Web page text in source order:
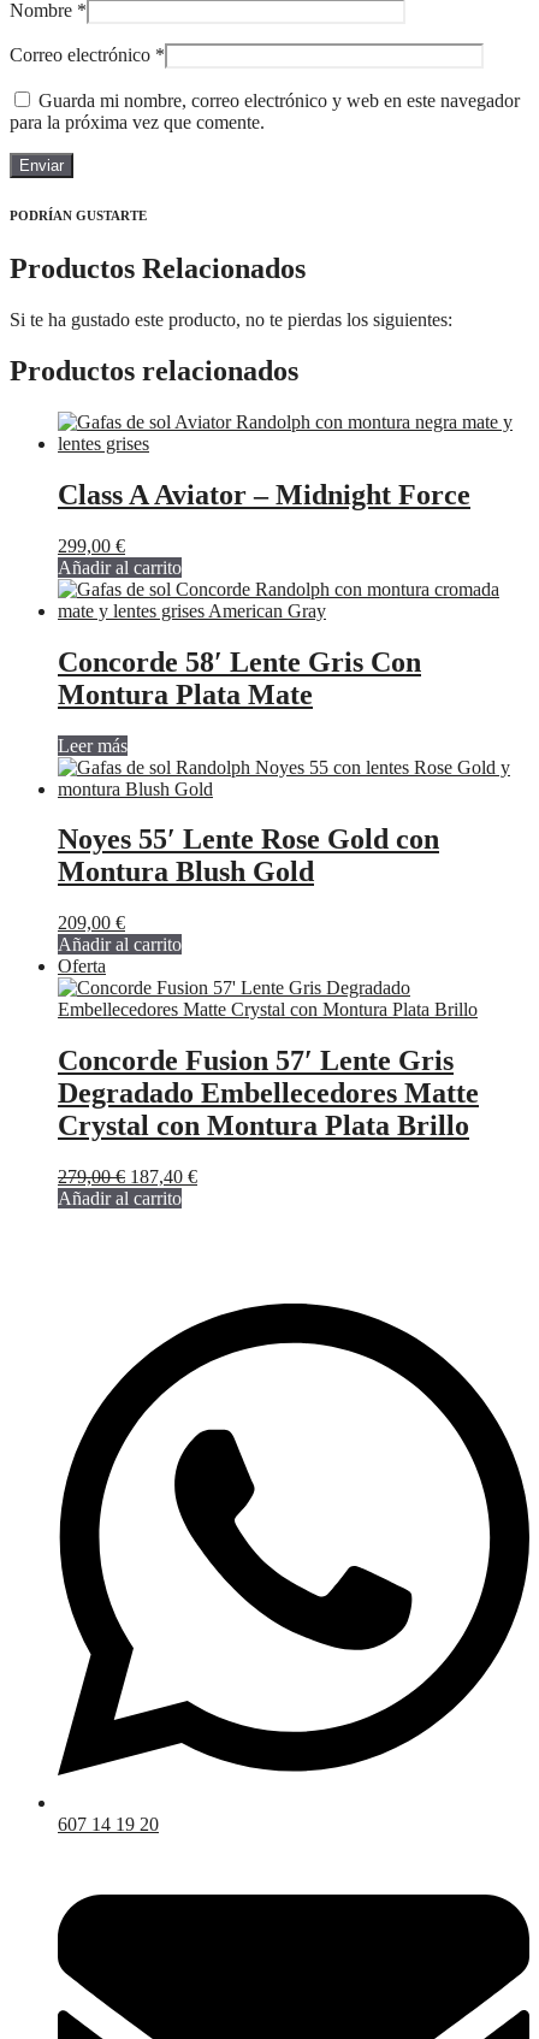
Nombre *
Correo electrónico *
Guarda mi nombre, correo electrónico y web en este navegador
para la próxima vez que comente.
PODRÍAN GUSTARTE
Productos Relacionados
Si te ha gustado este producto, no te pierdas los siguientes:
Productos relacionados
Class A Aviator – Midnight Force
299,00 €
Añadir al carrito
Concorde 58′ Lente Gris Con
Montura Plata Mate
Leer más
Noyes 55′ Lente Rose Gold con
Montura Blush Gold
209,00 €
Añadir al carrito
Oferta
Concorde Fusion 57′ Lente Gris
Degradado Embellecedores Matte
Crystal con Montura Plata Brillo
279,00€ El
precio
187,40 €El
Añadir al carrito
607 14 19 20